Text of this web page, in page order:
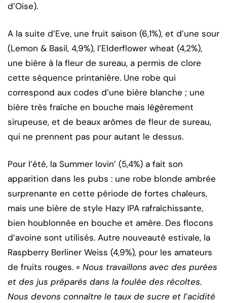
d’Oise).
A la suite d’Eve, une fruit saison (6,1%), et d’une sour
(Lemon & Basil, 4,9%), l’Elderflower wheat (4,2%),
une bière à la fleur de sureau, a permis de clore
cette séquence printanière. Une robe qui
correspond aux codes d’une bière blanche ; une
bière très fraîche en bouche mais légèrement
sirupeuse, et de beaux arômes de fleur de sureau,
qui ne prennent pas pour autant le dessus.
Pour l’été, la Summer lovin’ (5,4%) a fait son
apparition dans les pubs : une robe blonde ambrée
surprenante en cette période de fortes chaleurs,
mais une bière de style Hazy IPA rafraîchissante,
bien houblonnée en bouche et amère. Des flocons
d’avoine sont utilisés. Autre nouveauté estivale, la
Raspberry Berliner Weiss (4,9%), pour les amateurs
de fruits rouges. « Nous travaillons avec des purées
et des jus préparés dans la foulée des récoltes.
Nous devons connaître le taux de sucre et l’acidité